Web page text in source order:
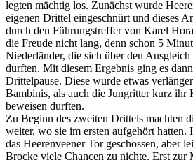
legten mächtig los. Zunächst wurde
eigenen Drittel eingeschnürt und dieses
durch den Führungstreffer von Karel
die Freude nicht lang, denn schon 5
Niederländer, die sich über den
durften. Mit diesem Ergebnis ging es
Drittelpause. Diese wurde etwas
Bambinis, als auch die Jungritter kurz ihr
beweisen durften.
Zu Beginn des zweiten Drittels machten
weiter, wo sie im ersten aufgehört
das Heerenveener Tor geschossen, aber
Brocke viele Chancen zu nichte. Erst zur